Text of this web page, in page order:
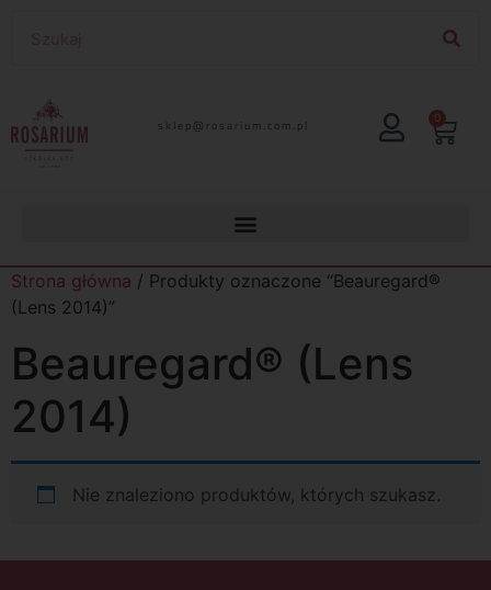
lp.moc.muirasor@pelks 0
Strona główna / Produkty oznaczone “Beauregard®
(Lens 2014)”
Beauregard® (Lens
2014)
Nie znaleziono produktów, których szukasz.